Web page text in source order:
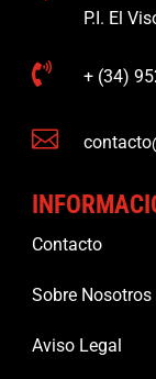
P.I. El
 + (34)

Contacto
Sobre Nosotros
Aviso Legal